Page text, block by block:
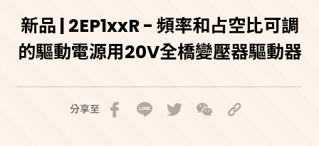
新品 | 2EP1xxR - 頻率和占空比可調
的驅動電源用20V全橋變壓器驅動器
分享至